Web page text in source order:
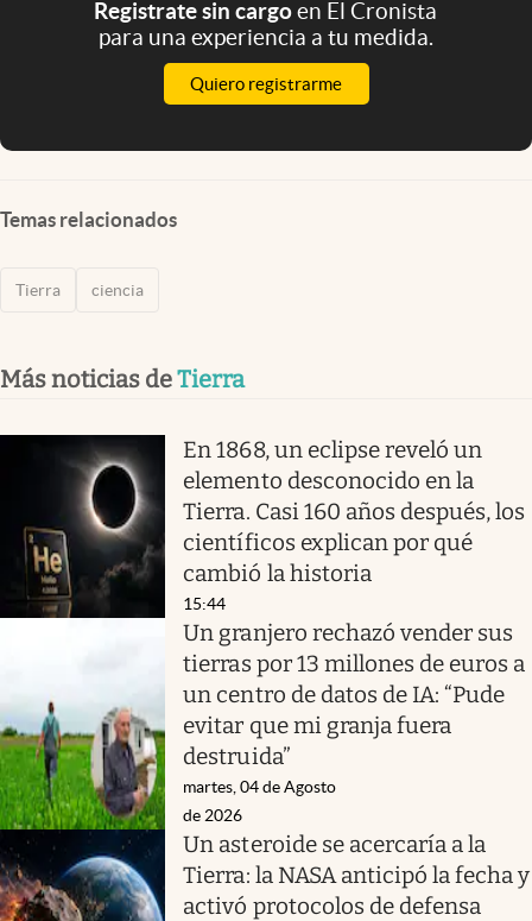
Registrate sin cargoen El Cronista
para una experiencia a tu medida.
Quiero registrarme
Temas relacionados
Tierra ciencia
Más noticias deTierra
En 1868, un eclipse reveló un
elemento desconocido en la
Tierra. Casi 160 años después, los
científicos explican por qué
cambió la historia
15:44
Un granjero rechazó vender sus
tierras por 13 millones de euros a
un centro de datos de IA: “Pude
evitar que mi granja fuera
destruida”
martes, 04 de Agosto
de 2026
Un asteroide se acercaría a la
Tierra: la NASA anticipó la fecha y
activó protocolos de defensa